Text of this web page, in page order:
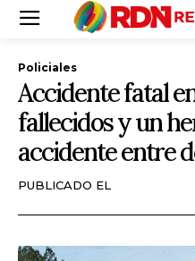
Policiales
Accidente fatal
fallecidos y un
accidente entre
PUBLICADO EL